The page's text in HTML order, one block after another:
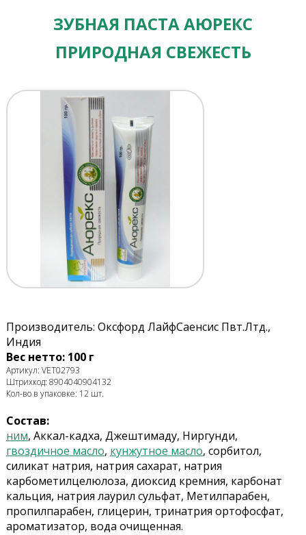
ЗУБНАЯ ПАСТА АЮРЕКС
ПРИРОДНАЯ СВЕЖЕСТЬ
Производитель: Оксфорд ЛайфСаенсис Пвт.Лтд.,
Индия
Вес нетто: 100 г
Артикул: VET02793
Штрихкод: 8904040904132
Кол-во в упаковке: 12 шт.
Состав:
ним, Аккал-кадха, Джештимаду, Ниргунди,
гвоздичное масло, кунжутное масло, сорбитол,
силикат натрия, натрия сахарат, натрия
карбометилцелюлоза, диоксид кремния, карбонат
кальция, натрия лаурил сульфат, Метилпарабен,
пропилпарабен, глицерин, тринатрия ортофосфат,
ароматизатор, вода очищенная.